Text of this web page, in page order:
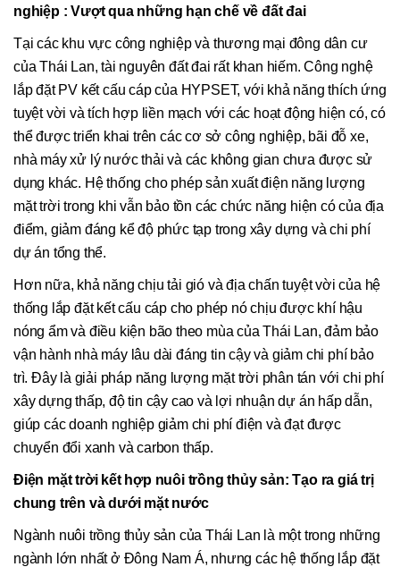
nghiệp : Vượt qua những hạn chế về đất đai
Tại các khu vực công nghiệp và thương mại đông dân cư
của Thái Lan, tài nguyên đất đai rất khan hiếm. Công nghệ
lắp đặt PV kết cấu cáp của HYPSET, với khả năng thích ứng
tuyệt vời và tích hợp liền mạch với các hoạt động hiện có, có
thể được triển khai trên các cơ sở công nghiệp, bãi đỗ xe,
nhà máy xử lý nước thải và các không gian chưa được sử
dụng khác. Hệ thống cho phép sản xuất điện năng lượng
mặt trời trong khi vẫn bảo tồn các chức năng hiện có của địa
điểm, giảm đáng kể độ phức tạp trong xây dựng và chi phí
dự án tổng thể.
Hơn nữa, khả năng chịu tải gió và địa chấn tuyệt vời của hệ
thống lắp đặt kết cấu cáp cho phép nó chịu được khí hậu
nóng ẩm và điều kiện bão theo mùa của Thái Lan, đảm bảo
vận hành nhà máy lâu dài đáng tin cậy và giảm chi phí bảo
trì. Đây là giải pháp năng lượng mặt trời phân tán với chi phí
xây dựng thấp, độ tin cậy cao và lợi nhuận dự án hấp dẫn,
giúp các doanh nghiệp giảm chi phí điện và đạt được
chuyển đổi xanh và carbon thấp.
Điện mặt trời kết hợp nuôi trồng thủy sản: Tạo ra giá trị
chung trên và dưới mặt nước
Ngành nuôi trồng thủy sản của Thái Lan là một trong những
ngành lớn nhất ở Đông Nam Á, nhưng các hệ thống lắp đặt